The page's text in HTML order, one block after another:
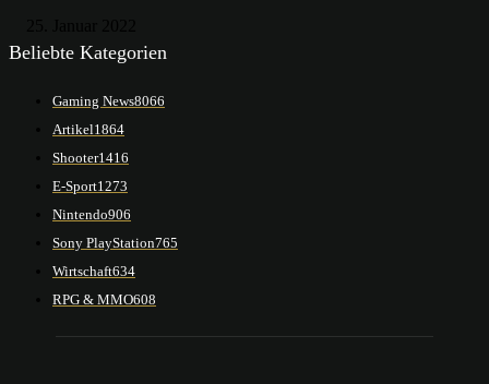
Beliebte Kategorien
Gaming News8066
Artikel1864
Shooter1416
E-Sport1273
Nintendo906
Sony PlayStation765
Wirtschaft634
RPG & MMO608